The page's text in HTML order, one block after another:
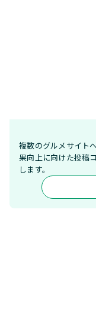
複数のグルメサイト
果向上に向けた投稿
します。